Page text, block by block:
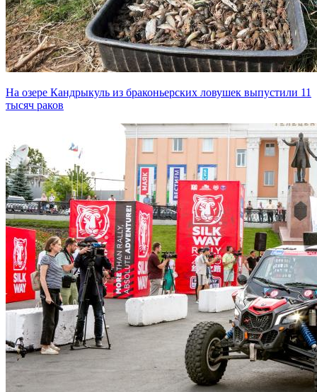
На озере Кандрыкуль из браконьерских ловушек выпустили 11
тысяч раков